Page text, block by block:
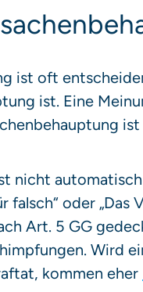
ist oft
ist. Eine
nicht
oder „Das
Art. 5 GG
Wird
kommen eher